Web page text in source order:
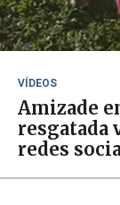
VÍDEOS
Amizade
resgatada
redes